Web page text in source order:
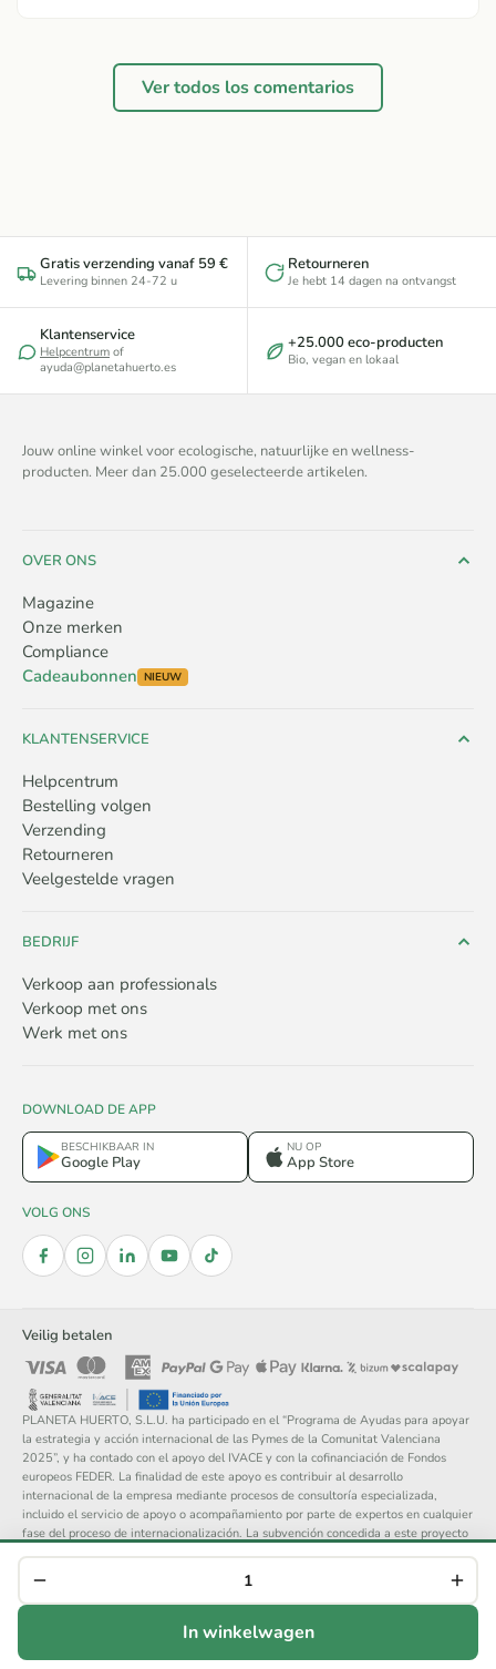
Ver todos los comentarios
Gratis verzending vanaf 59 €
Levering binnen 24-72 u
Retourneren
Je hebt 14 dagen na ontvangst
Klantenservice
Helpcentrum of
ayuda@planetahuerto.es
+25.000 eco-producten
Bio, vegan en lokaal
Jouw online winkel voor ecologische, natuurlijke en wellness-
producten. Meer dan 25.000 geselecteerde artikelen.
OVER ONS
Magazine
Onze merken
Compliance
Cadeaubonnen NIEUW
KLANTENSERVICE
Helpcentrum
Bestelling volgen
Verzending
Retourneren
Veelgestelde vragen
BEDRIJF
Verkoop aan professionals
Verkoop met ons
Werk met ons
DOWNLOAD DE APP
BESCHIKBAAR IN
Google Play
NU OP
App Store
VOLG ONS
Veilig betalen
PLANETA HUERTO, S.L.U. ha participado en el “Programa de Ayudas para apoyar
la estrategia y acción internacional de las Pymes de la Comunitat Valenciana
2025”, y ha contado con el apoyo del IVACE y con la cofinanciación de Fondos
europeos FEDER. La finalidad de este apoyo es contribuir al desarrollo
internacional de la empresa mediante procesos de consultoría especializada,
incluido el servicio de apoyo o acompañamiento por parte de expertos en cualquier
fase del proceso de internacionalización. La subvención concedida a este proyecto
asciende a 14.148 €.
© 2026 Planeta Huerto, S.L. — Alle rechten voorbehouden.
PrivacybeleidCookiesAlgemene voorwaarden
In winkelwagen